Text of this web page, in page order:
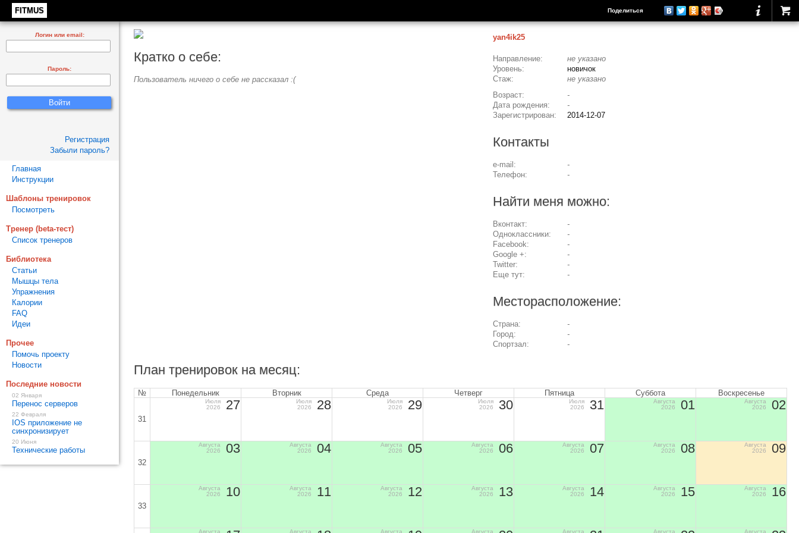
FITMUS Поделиться
Кратко о себе:
Пользователь ничего о себе не рассказал :(
yan4ik25
Направление:
не указано
Уровень:
новичок
Стаж:
не указано
Возраст:
-
Дата рождения:
-
Зарегистрирован:
2014-12-07
Контакты
e-mail:
-
Телефон:
-
Найти меня можно:
Вконтакт:
-
Одноклассники:
-
Facebook:
-
Google +:
-
Twitter:
-
Еще тут:
-
Месторасположение:
Страна:
-
Город:
-
Спортзал:
-
План тренировок на месяц:
№ Понедельник Вторник Среда Четверг Пятница Суббота Воскресенье
31
Июля
2026
27
Июля
2026
28
Июля
2026
29
Июля
2026
30
Июля
2026
31
Августа
2026
01
Августа
2026
02
32
Августа
2026
03
Августа
2026
04
Августа
2026
05
Августа
2026
06
Августа
2026
07
Августа
2026
08
Августа
2026
09
33
Августа
2026
10
Августа
2026
11
Августа
2026
12
Августа
2026
13
Августа
2026
14
Августа
2026
15
Августа
2026
16
Августа Августа Августа Августа Августа Августа Августа
Логин или email:
Пароль:
Регистрация
Забыли пароль?
Главная
Инструкции
Шаблоны тренировок
Посмотреть
Тренер (beta-тест)
Список тренеров
Библиотека
Статьи
Мышцы тела
Упражнения
Калории
FAQ
Идеи
Прочее
Помочь проекту
Новости
Последние новости
02 Января
Перенос серверов
22 Февраля
IOS приложение не
синхронизирует
20 Июня
Технические работы